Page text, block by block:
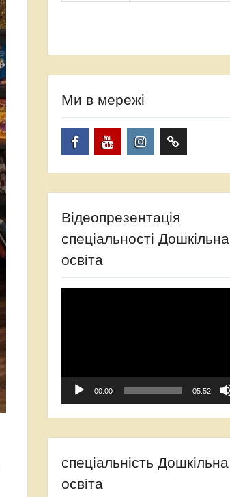
Ми в мережі
Відеопрезентація
спеціальності Дошкільна
освіта
00:00 05:52
спеціальність Дошкільна
освіта